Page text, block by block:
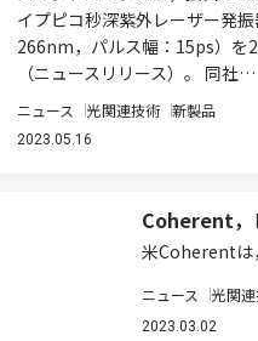
イプピコ秒深紫外レーザー発
266nm，パルス幅：15ps）を
（ニュースリリース）。 同社…
ニュース 光関連技術 新製品
2023.05.16
Coherent，
米Coherentは
平均出力10W
コ秒レーザ」
ニュース 光関
2023.03.02